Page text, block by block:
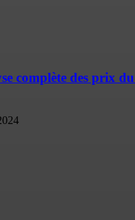
complète des prix